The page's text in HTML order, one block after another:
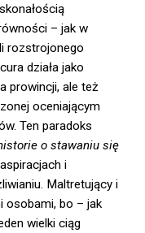
– jak w
rozstrojonego
działa jako
prowincji, ale też
oceniającym
Ten paradoks
o stawaniu się
i
Maltretujący i
osobami, bo – jak
wielki ciąg